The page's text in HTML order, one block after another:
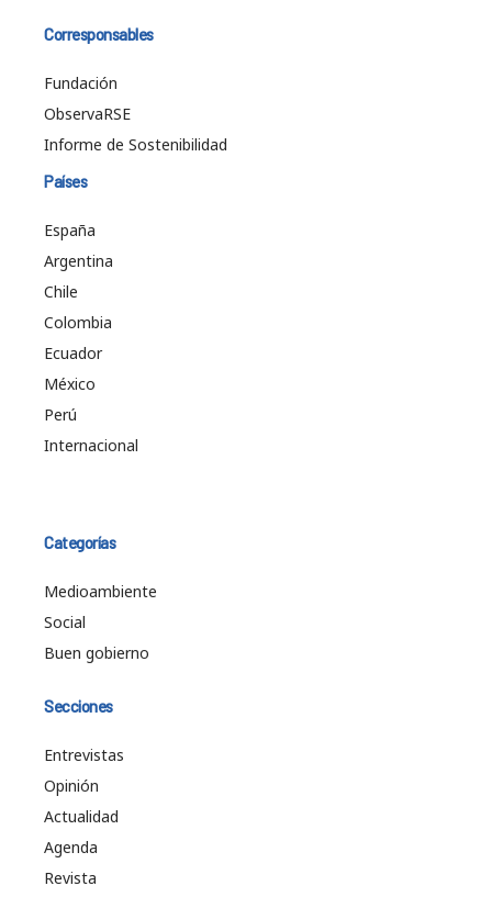
Corresponsables
Fundación
ObservaRSE
Informe de Sostenibilidad
Países
España
Argentina
Chile
Colombia
Ecuador
México
Perú
Internacional
Categorías
Medioambiente
Social
Buen gobierno
Secciones
Entrevistas
Opinión
Actualidad
Agenda
Revista